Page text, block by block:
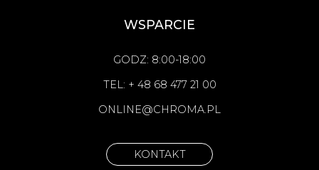
WSPARCIE
GODZ: 8:00-18:00
TEL: + 48 68 477 21 00
ONLINE@CHROMA.PL
KONTAKT